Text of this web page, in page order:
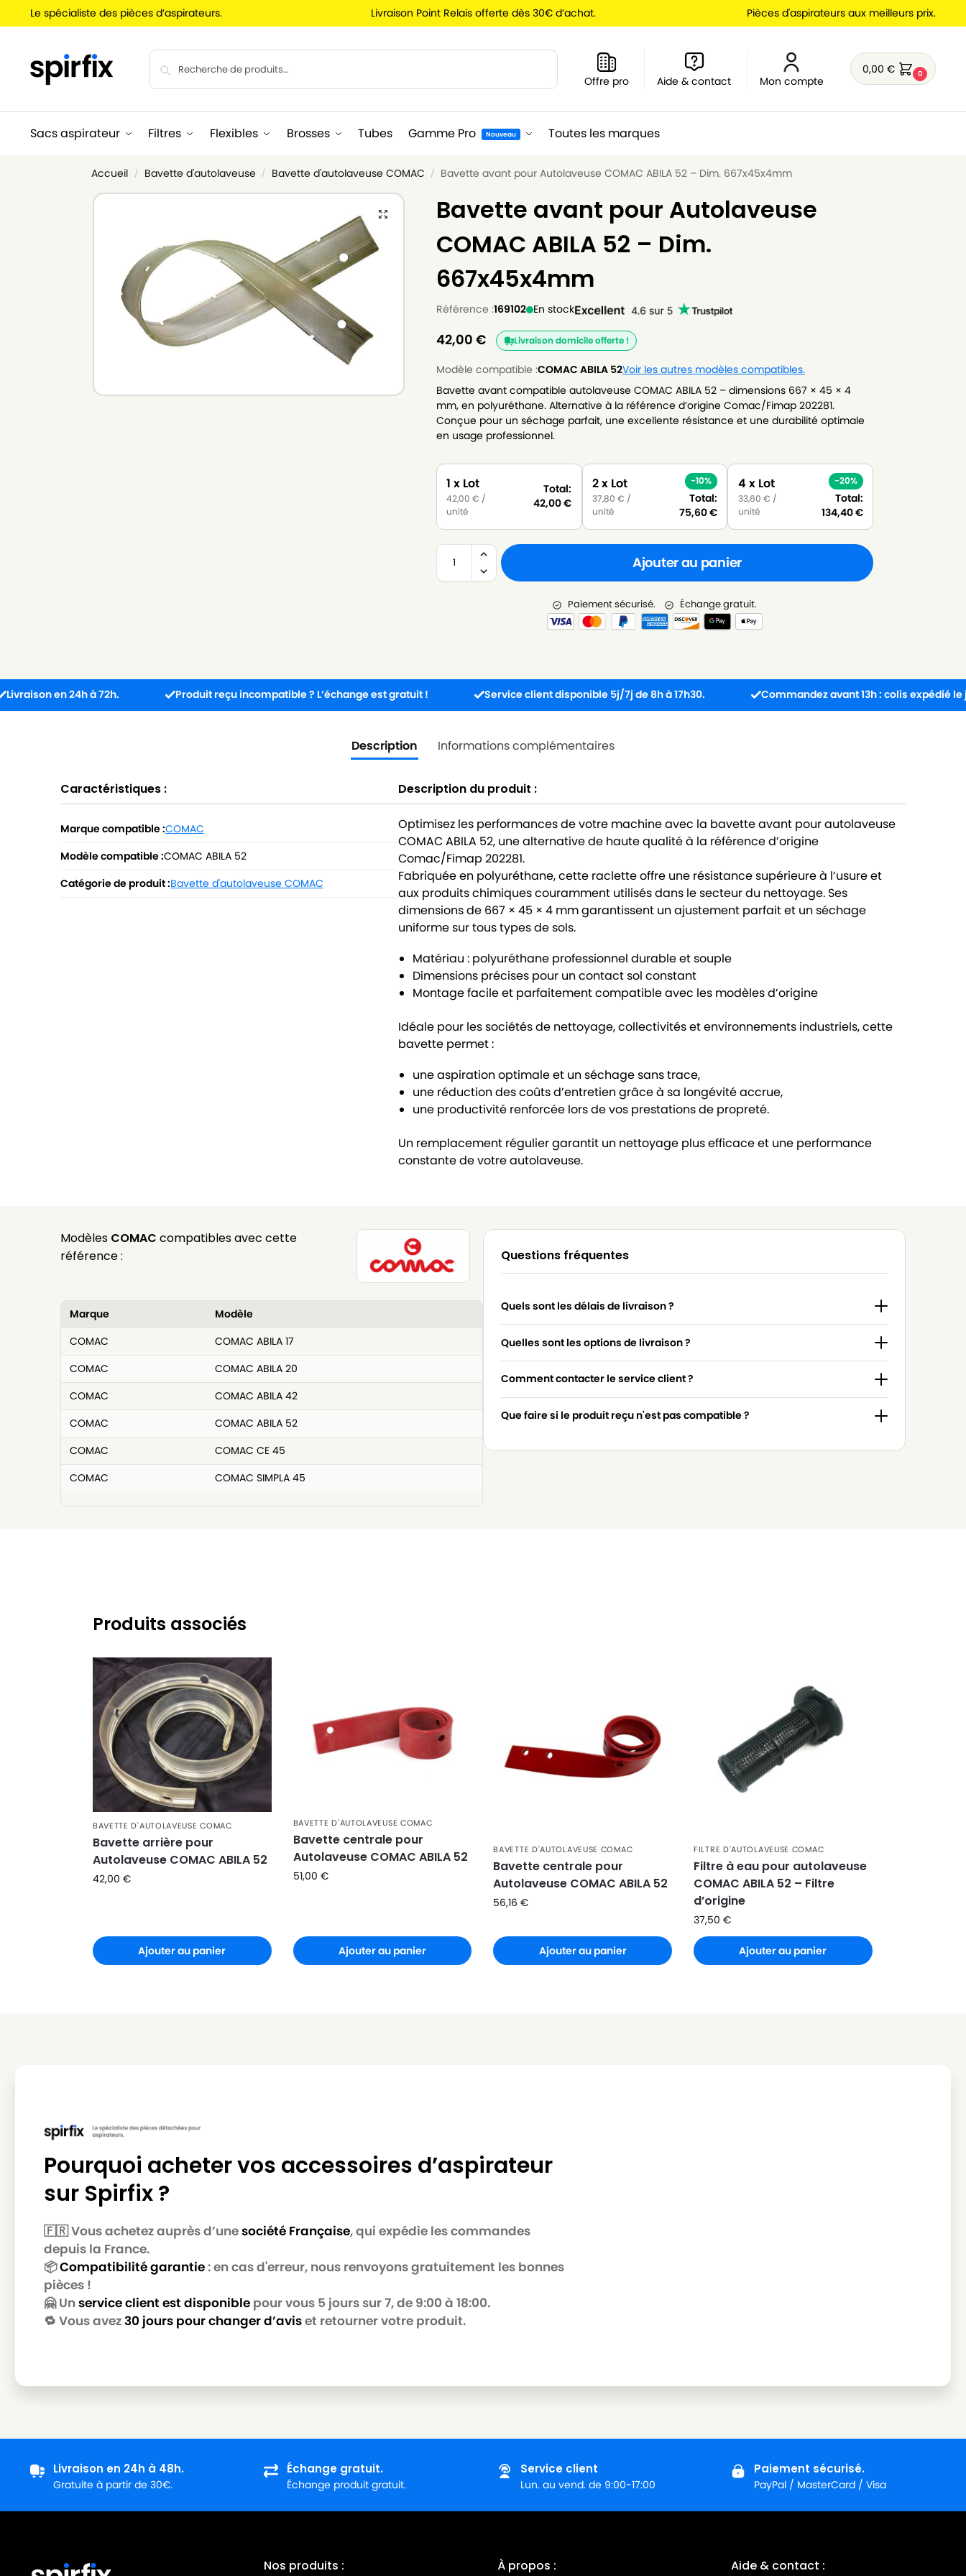
Le spécialiste des pièces d’aspirateurs. Livraison Point Relais offerte dès 30€ d’achat. Pièces d'aspirateurs aux meilleurs prix.
Offre pro Aide & contact Mon compte
0,00€ 0
Sacs aspirateur Filtres Flexibles Brosses Tubes Gamme Pro Nouveau Toutes les marques
Accueil / Bavette d'autolaveuse / Bavette d'autolaveuse COMAC / Bavette avant pour Autolaveuse COMAC ABILA 52 – Dim. 667x45x4mm
Bavette avant pour Autolaveuse
COMAC ABILA 52 – Dim.
667x45x4mm
Référence :169102 En stock
42,00 € Livraison domicile offerte !
Modèle compatible :COMAC ABILA 52Voir les autres modèles compatibles.
Bavette avant compatible autolaveuse COMAC ABILA 52 – dimensions 667 × 45 × 4
mm, en polyuréthane. Alternative à la référence d’origine Comac/Fimap 202281.
Conçue pour un séchage parfait, une excellente résistance et une durabilité optimale
en usage professionnel.
1 x Lot
42,00€ /
unité
Total:
42,00€
2 x Lot
37,80€ /
unité
-10%
Total:
75,60€
4 x Lot
33,60 € /
unité
-20%
Total:
134,40€
Ajouter au panier
Paiement sécurisé. Échange gratuit.
en 24h à 72h. Produit reçu incompatible ? L’échange est gratuit ! Service client disponible 5j/7j de 8h à 17h30. Commandez avant 13h : colis expédié le jour
Description Informations complémentaires
Caractéristiques :
Marque compatible :COMAC
Modèle compatible :COMAC ABILA 52
Catégorie de produit :Bavette d'autolaveuse COMAC
Description du produit :
Optimisez les performances de votre machine avec la bavette avant pour autolaveuse
COMAC ABILA 52, une alternative de haute qualité à la référence d’origine
Comac/Fimap 202281.
Fabriquée en polyuréthane, cette raclette offre une résistance supérieure à l’usure et
aux produits chimiques couramment utilisés dans le secteur du nettoyage. Ses
dimensions de 667 × 45 × 4 mm garantissent un ajustement parfait et un séchage
uniforme sur tous types de sols.
Matériau : polyuréthane professionnel durable et souple
Dimensions précises pour un contact sol constant
Montage facile et parfaitement compatible avec les modèles d’origine
Idéale pour les sociétés de nettoyage, collectivités et environnements industriels, cette
bavette permet :
une aspiration optimale et un séchage sans trace,
une réduction des coûts d’entretien grâce à sa longévité accrue,
une productivité renforcée lors de vos prestations de propreté.
Un remplacement régulier garantit un nettoyage plus efficace et une performance
constante de votre autolaveuse.
Modèles COMAC compatibles avec cette
référence :
Marque
Modèle
COMAC
COMAC ABILA 17
COMAC
COMAC ABILA 20
COMAC
COMAC ABILA 42
COMAC
COMAC ABILA 52
COMAC
COMAC CE 45
COMAC
COMAC SIMPLA 45
Questions fréquentes
Quels sont les délais de livraison ?
Quelles sont les options de livraison ?
Comment contacter le service client ?
Que faire si le produit reçu n'est pas compatible ?
Produits associés
BAVETTE D'AUTOLAVEUSE COMAC
Bavette arrière pour
Autolaveuse COMAC ABILA 52
42,00 €
Ajouter au panier
BAVETTE D'AUTOLAVEUSE COMAC
Bavette centrale pour
Autolaveuse COMAC ABILA 52
51,00 €
Ajouter au panier
BAVETTE D'AUTOLAVEUSE COMAC
Bavette centrale pour
Autolaveuse COMAC ABILA 52
56,16€
Ajouter au panier
FILTRE D'AUTOLAVEUSE COMAC
Filtre à eau pour autolaveuse
COMAC ABILA 52 – Filtre
d’origine
37,50€
Ajouter au panier
Pourquoi acheter vos accessoires d’aspirateur
sur Spirfix ?
🇫🇷 Vous achetez auprès d’unesociété Française, qui expédie les commandes
depuis la France.
📦Compatibilité garantie: en cas d'erreur, nous renvoyons gratuitement les bonnes
pièces !
🤗 Un service client est disponible pour vous 5 jours sur 7, de 9:00 à 18:00.
🔁 Vous avez30 jours pour changer d’aviset retourner votre produit.
Livraison en 24h à 48h.
Gratuite à partir de 30€.
Échange gratuit.
Échange produit gratuit.
Service client
Lun. au vend. de 9:00-17:00
Paiement sécurisé.
PayPal / MasterCard / Visa
Nos produits : À propos : Aide & contact :